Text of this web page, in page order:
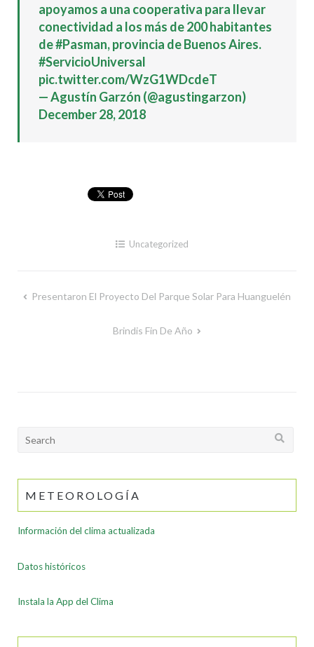
apoyamos a una cooperativa para llevar
conectividad a los más de 200 habitantes
de#Pasman, provincia de Buenos Aires.
#ServicioUniversal
pic.twitter.com/WzG1WDcdeT
— Agustín Garzón (@agustingarzon)
December 28, 2018
Uncategorized
Presentaron El Proyecto Del Parque Solar Para Huanguelén
Brindis Fin De Año
Search
METEOROLOGÍA
Información del clima actualizada
Datos históricos
Instala la App del Clima